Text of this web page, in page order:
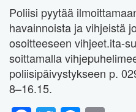
Poliisi pyytää
havainnoista ja vihjeistä
osoitteeseen vihjeet.ita-
soittamalla
poliisipäivystykseen p.
8–16.15.